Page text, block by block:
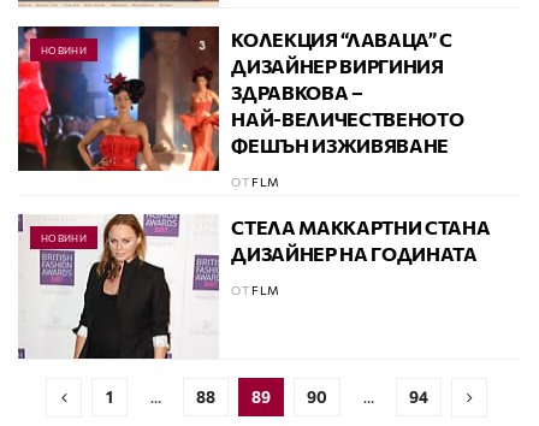
НОВИНИ
КОЛЕКЦИЯ “ЛАВАЦА” С
ДИЗАЙНЕР ВИРГИНИЯ
ЗДРАВКОВА –
НАЙ-ВЕЛИЧЕСТВЕНОТО
ФЕШЪН ИЗЖИВЯВАНЕ
ОТ FLM
НОВИНИ
СТЕЛА МАККАРТНИ СТАНА
ДИЗАЙНЕР НА ГОДИНАТА
ОТ FLM
1 … 88 89 90 … 94